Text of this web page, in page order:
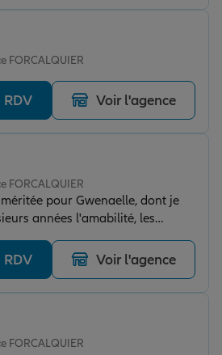
FORCALQUIER
RDV Voir l'agence
FORCALQUIER
pour Gwenaelle, dont je
années l'amabilité, les
!
RDV Voir l'agence
FORCALQUIER